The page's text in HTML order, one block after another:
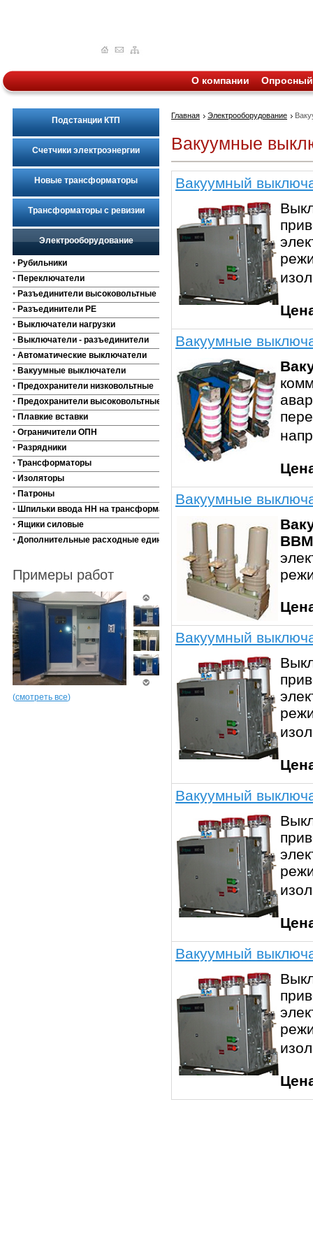
О компании
Подстанции КТП
Счетчики электроэнергии
Новые трансформаторы
Трансформаторы с ревизии
Электрооборудование
⋅ Рубильники
⋅ Переключатели
⋅ Разъединители высоковольтные
⋅ Разъединители РЕ
⋅ Выключатели нагрузки
⋅ Выключатели - разъединители
⋅ Автоматические выключатели
⋅ Вакуумные выключатели
⋅ Предохранители низковольтные
⋅ Предохранители высоковольтные
⋅ Плавкие вставки
⋅ Ограничители ОПН
⋅ Разрядники
⋅ Трансформаторы
⋅ Изоляторы
⋅ Патроны
⋅ Шпильки ввода НН на трансформаторы
⋅ Ящики силовые
⋅ Дополнительные расходные единицы
Примеры работ
(смотреть все)
Главная Электрооборудование
Вакуумные
Вакуумный
Вакуумные
Вакуумные
Вакуумный
Вакуумный
Вакуумный